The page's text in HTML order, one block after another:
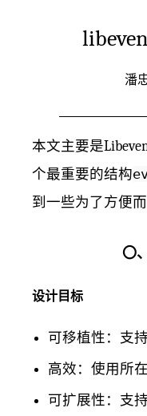
潘
本文主要是
个最重要的结构
到一些为了方便而
〇
设计目标
可移植性：支
高效：使用所
可扩展性：支